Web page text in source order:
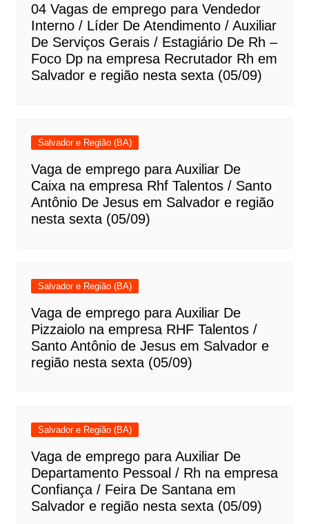
04 Vagas de emprego para Vendedor
Interno / Líder De Atendimento / Auxiliar
De Serviços Gerais / Estagiário De Rh –
Foco Dp na empresa Recrutador Rh em
Salvador e região nesta sexta (05/09)
Salvador e Região (BA)
Vaga de emprego para Auxiliar De
Caixa na empresa Rhf Talentos / Santo
Antônio De Jesus em Salvador e região
nesta sexta (05/09)
Salvador e Região (BA)
Vaga de emprego para Auxiliar De
Pizzaiolo na empresa RHF Talentos /
Santo Antônio de Jesus em Salvador e
região nesta sexta (05/09)
Salvador e Região (BA)
Vaga de emprego para Auxiliar De
Departamento Pessoal / Rh na empresa
Confiança / Feira De Santana em
Salvador e região nesta sexta (05/09)